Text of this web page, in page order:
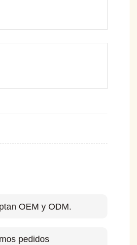
OEM y ODM.
pedidos